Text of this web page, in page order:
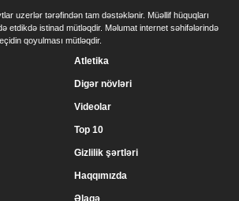
uzerlər tərəfindən tam dəstəklənir. Müəllif hüquqları
etdikdə istinad mütləqdir. Məlumat internet səhifələrində
qoyulması mütləqdir.
Atletika
Digər növləri
Videolar
Top 10
Gizlilik şərtləri
Haqqımızda
Əlaqə